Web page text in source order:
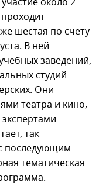
шестая по счету
В ней
заведений,
студий
Они
театра и кино,
так
последующим
тематическая